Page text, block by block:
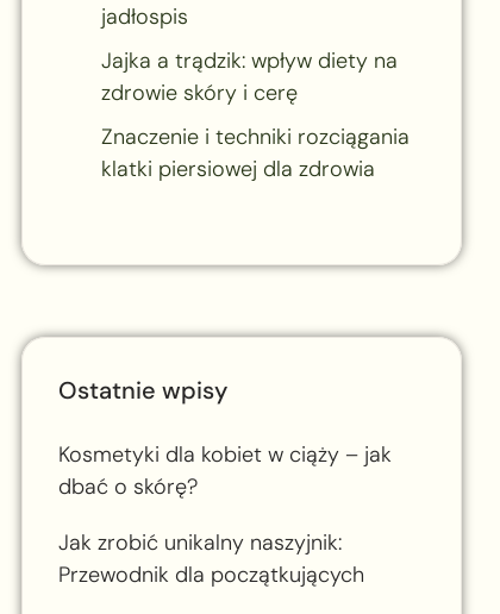
jadłospis
Jajka a trądzik: wpływ diety na
zdrowie skóry i cerę
Znaczenie i techniki rozciągania
klatki piersiowej dla zdrowia
Ostatnie wpisy
Kosmetyki dla kobiet w ciąży – jak
dbać o skórę?
Jak zrobić unikalny naszyjnik:
Przewodnik dla początkujących